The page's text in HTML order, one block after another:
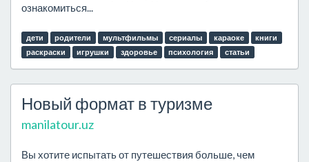
ознакомиться...
дети родители мультфильмы сериалы караоке
книги
раскраски
игрушки здоровье психология статьи
Новый формат в туризме
manilatour.uz
Вы хотите испытать от путешествия больше, чем